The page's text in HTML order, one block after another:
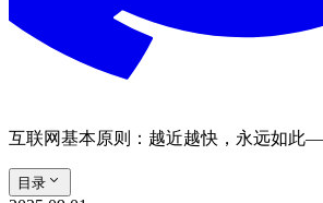
互联网基本原则：越近越快，永远如此
目录